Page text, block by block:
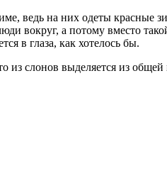
ведь на них одеты
вокруг, а потому вместо
в глаза, как хотелось бы.
из слонов выделяется из